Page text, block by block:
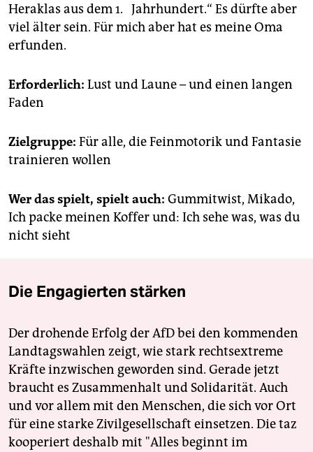
Heraklas aus dem 1. Jahrhundert.“ Es dürfte aber
viel älter sein. Für mich aber hat es meine Oma
erfunden.
Erforderlich: Lust und Laune – und einen langen
Faden
Zielgruppe: Für alle, die Feinmotorik und Fantasie
trainieren wollen
Wer das spielt, spielt auch: Gummitwist, Mikado,
Ich packe meinen Koffer und: Ich sehe was, was du
nicht sieht
Die Engagierten stärken
Der drohende Erfolg der AfD bei den kommenden
Landtagswahlen zeigt, wie stark rechtsextreme
Kräfte inzwischen geworden sind. Gerade jetzt
braucht es Zusammenhalt und Solidarität. Auch
und vor allem mit den Menschen, die sich vor Ort
für eine starke Zivilgesellschaft einsetzen. Die taz
kooperiert deshalb mit "Alles beginnt im